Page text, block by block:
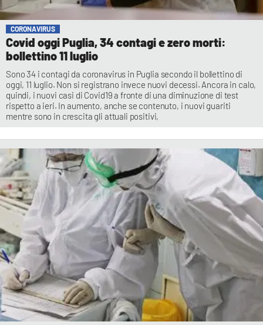
CORONAVIRUS
Covid oggi Puglia, 34 contagi e zero morti:
bollettino 11 luglio
Sono 34 i contagi da coronavirus in Puglia secondo il bollettino di
oggi, 11 luglio. Non si registrano invece nuovi decessi. Ancora in calo,
quindi, i nuovi casi di Covid19 a fronte di una diminuzione di test
rispetto a ieri. In aumento, anche se contenuto, i nuovi guariti
mentre sono in crescita gli attuali positivi,